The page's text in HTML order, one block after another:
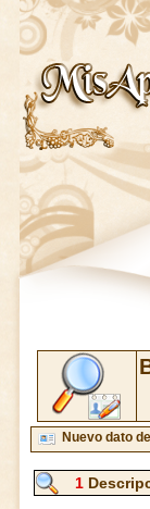
Nuevo dato
1